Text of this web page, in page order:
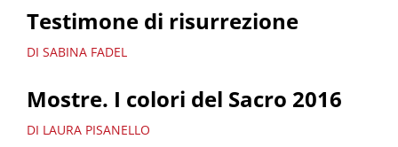
Testimone di risurrezione
DI SABINA FADEL
Mostre. I colori del Sacro 2016
DI LAURA PISANELLO